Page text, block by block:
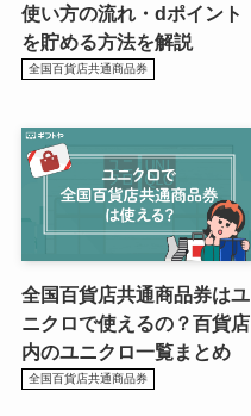
使い方の流れ・dポイント
を貯める方法を解説
全国百貨店共通商品券
全国百貨店共通商品券はユ
ニクロで使えるの？百貨店
内のユニクロ一覧まとめ
全国百貨店共通商品券